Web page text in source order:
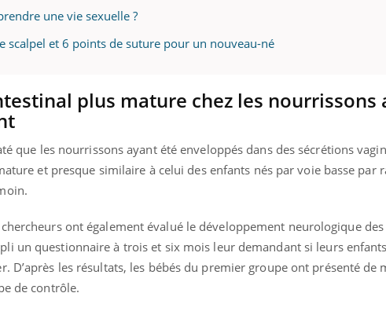
une vie sexuelle ?
scalpel et 6 points de suture pour un nouveau-né
plus mature chez les nourrissons
que les nourrissons ayant été enveloppés dans des sécrétions
et presque similaire à celui des enfants nés par voie basse par
ont également évalué le développement neurologique des
un questionnaire à trois et six mois leur demandant si leurs
D’après les résultats, les bébés du premier groupe ont présenté de
de contrôle.
prévenirYoutube
Fatigue, irritabilité, brouillard mental ou
...
osait en parler??
En 2026, l'insuline